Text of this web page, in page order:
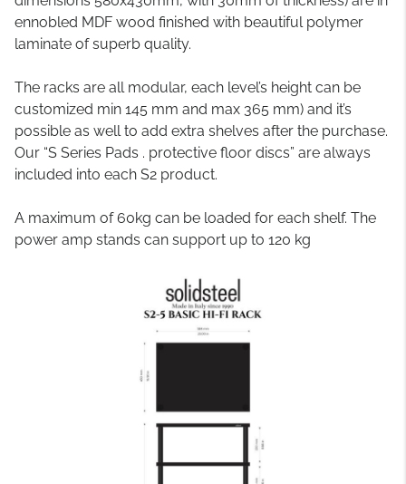
ennobled MDF wood finished with beautiful polymer
laminate of superb quality.
The racks are all modular, each level’s height can be
customized min 145 mm and max 365 mm) and it’s
possible as well to add extra shelves after the purchase.
Our “S Series Pads . protective floor discs” are always
included into each S2 product.
A maximum of 60kg can be loaded for each shelf. The
power amp stands can support up to 120 kg